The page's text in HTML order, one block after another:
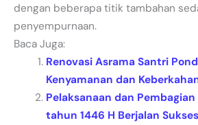
dengan beberapa titik tambahan
penyempurnaan.
Baca Juga:
Renovasi Asrama Santri
Kenyamanan dan
Pelaksanaan dan
tahun 1446 H Berjalan Sukses